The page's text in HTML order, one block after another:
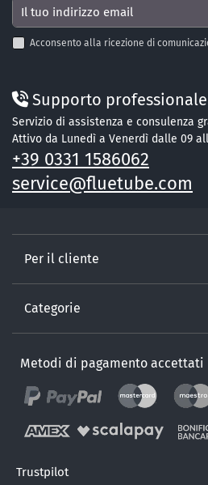
Acconsento alla ricezione di
Supporto professionale
Servizio di assistenza e consulenza
Attivo da Lunedì a Venerdì dalle 09
+39 0331 1586062
service@fluetube.com
Per il cliente
Categorie
Metodi di pagamento accettati
Trustpilot